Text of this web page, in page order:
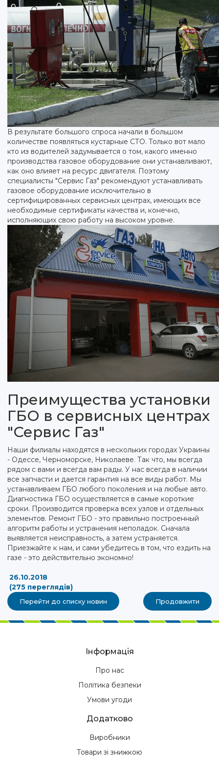
В результате большого спроса начали в большом
количестве появляться кустарные СТО. Только вот мало
кто из водителей задумывается о том, какого именно
производства газовое оборудование они устанавливают,
как оно влияет на ресурс двигателя. Поэтому
специалисты "Сервис Газ" рекомендуют устанавливать
газовое оборудование исключительно в
сертифицированных сервисных центрах, имеющих все
необходимые сертификаты качества и, конечно,
исполняющих свою работу на высоком уровне.
Преимущества установки
ГБО в сервисных центрах
"Сервис Газ"
Наши филиалы находятся в нескольких городах Украины
- Одессе, Черноморске, Николаеве. Так что, мы всегда
рядом с вами и всегда вам рады. У нас всегда в наличии
все запчасти и дается гарантия на все виды работ. Мы
устанавливаем ГБО любого поколения и на любые авто.
Диагностика ГБО осуществляется в самые короткие
сроки. Производится проверка всех узлов и отдельных
элементов. Ремонт ГБО - это правильно построенный
алгоритм работы и устранения неполадок. Сначала
выявляется неисправность, а затем устраняется.
Приезжайте к нам, и сами убедитесь в том, что ездить на
газе - это действительно экономно!
26.10.2018
(275 переглядів)
Перейти до списку новин Продовжити
Інформація
Про нас
Політика безпеки
Умови угоди
Додатково
Виробники
Товари зі знижкою